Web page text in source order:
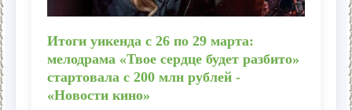
Итоги уикенда с 26 по 29 марта:
мелодрама «Твое сердце будет разбито»
стартовала с 200 млн рублей -
«Новости кино»